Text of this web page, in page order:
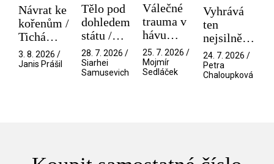
Návrat ke
kořenům /
Tichá
přítelkyně
3. 8. 2026 /
Janis Prášil
Tělo pod
dohledem
státu /
Pramen
28. 7. 2026 /
Siarhei
Samusevich
Válečné
trauma v
hávu
spektáklu
/ Odyssea
25. 7. 2026 /
Mojmír
Sedláček
Vyhrává
ten
nejsilnější
/ V nitru
manosféry
24. 7. 2026 /
Petra
Chaloupková